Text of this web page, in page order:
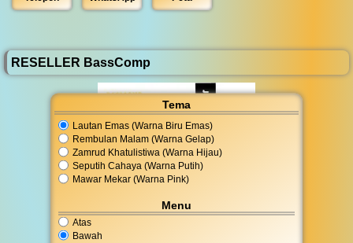
Tema
Lautan Emas (Warna Biru Emas)
Rembulan Malam (Warna Gelap)
Zamrud Khatulistiwa (Warna Hijau)
Seputih Cahaya (Warna Putih)
Mawar Mekar (Warna Pink)
Menu
Atas
Bawah
RESELLER BassComp